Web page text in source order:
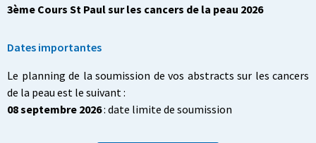
3ème Cours St Paul sur les cancers de la peau 2026
Dates importantes
Le planning de la soumission de vos abstracts sur les cancers
de la peau est le suivant :
08 septembre 2026: date limite de soumission